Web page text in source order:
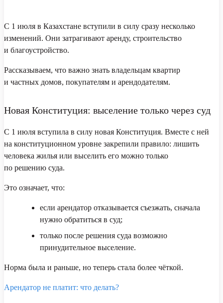
С 1 июля в Казахстане вступили в силу сразу несколько
изменений. Они затрагивают аренду, строительство
и благоустройство.
Рассказываем, что важно знать владельцам квартир
и частных домов, покупателям и арендодателям.
Новая Конституция: выселение только через суд
С 1 июля вступила в силу новая Конституция. Вместе с ней
на конституционном уровне закрепили правило: лишить
человека жилья или выселить его можно только
по решению суда.
Это означает, что:
если арендатор отказывается съезжать, сначала
нужно обратиться в суд;
только после решения суда возможно
принудительное выселение.
Норма была и раньше, но теперь стала более чёткой.
Арендатор не платит: что делать?